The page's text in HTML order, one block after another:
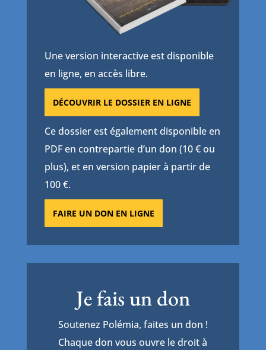
Une version interactive est disponible
en ligne, en accès libre.
DÉCOUVRIR LE DOSSIER EN LIGNE
Ce dossier est également disponible en
PDF en contrepartie d’un don (10 € ou
plus), et en version papier à partir de
100 €.
FAIRE UN DON EN LIGNE
Je fais un don
Soutenez Polémia, faites un don !
Chaque don vous ouvre le droit à